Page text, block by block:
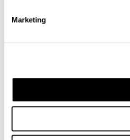
Marketing